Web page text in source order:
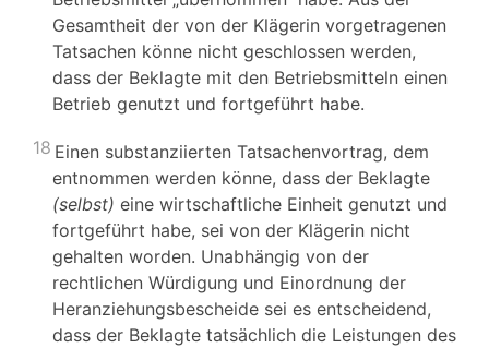
Gesamtheit der von der Klägerin vorgetragenen
Tatsachen könne nicht geschlossen werden,
dass der Beklagte mit den Betriebsmitteln einen
Betrieb genutzt und fortgeführt habe.
18 Einen substanziierten Tatsachenvortrag, dem
entnommen werden könne, dass der Beklagte
(selbst) eine wirtschaftliche Einheit genutzt und
fortgeführt habe, sei von der Klägerin nicht
gehalten worden. Unabhängig von der
rechtlichen Würdigung und Einordnung der
Heranziehungsbescheide sei es entscheidend,
dass der Beklagte tatsächlich die Leistungen des